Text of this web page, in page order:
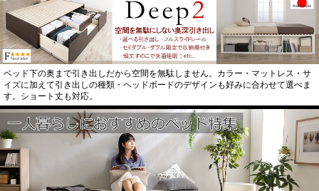
ベッド下の奥まで引き出しだから空間を無駄しません。カラー・マットレス・サ
イズに加えて引き出しの種類・ヘッドボードのデザインも好みに合わせて選べま
す。ショート丈も対応。